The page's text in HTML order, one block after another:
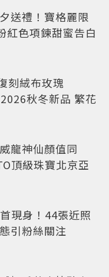
送禮！寶格麗限
紅色項鍊甜蜜告白
刻絨布玫瑰
秋冬新品 繁花
龍神仙顏值同
頂級珠寶北京亞
現身！44張近照
引粉絲關注